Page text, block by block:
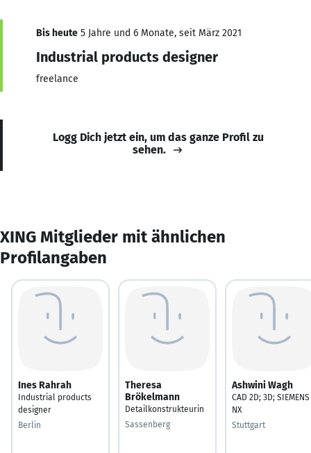
Bis heute 5 Jahre und 6 Monate, seit März 2021
Industrial products designer
freelance
Logg Dich jetzt ein, um das ganze Profil zu
sehen.
XING Mitglieder mit ähnlichen
Profilangaben
Ines Rahrah
Industrial products
designer
Berlin
Theresa
Brökelmann
Detailkonstrukteurin
Sassenberg
Ashwini Wagh
CAD 2D; 3D; SIEMENS
NX
Stuttgart